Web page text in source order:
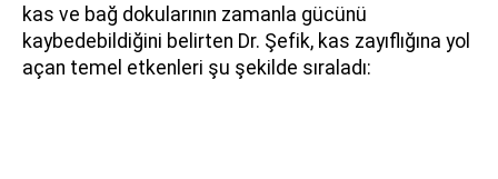
kas ve bağ dokularının zamanla gücünü
kaybedebildiğini belirten Dr. Şefik, kas zayıflığına yol
açan temel etkenleri şu şekilde sıraladı: